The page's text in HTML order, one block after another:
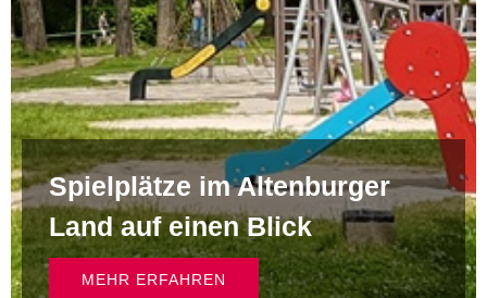
Spielplätze im Altenburger
Land auf einen Blick
MEHR ERFAHREN